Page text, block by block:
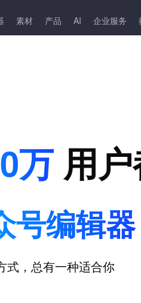
素材 产品 AI 企业服务
万 用
号编辑器
式，总有一种适合你